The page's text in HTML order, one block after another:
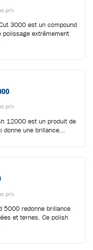
prix
3000 est un compound
polissage extrêmement
prix
12000 est un produit de
une brillance...
prix
5000 redonne brillance
et ternes. Ce polish